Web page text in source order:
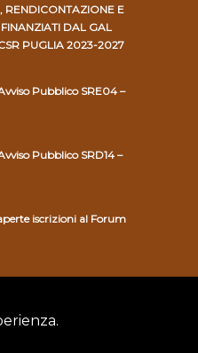
RENDICONTAZIONE E
DAL GAL
PUGLIA 2023-2027
Pubblico SRE04 –
Pubblico SRD14 –
iscrizioni al Forum